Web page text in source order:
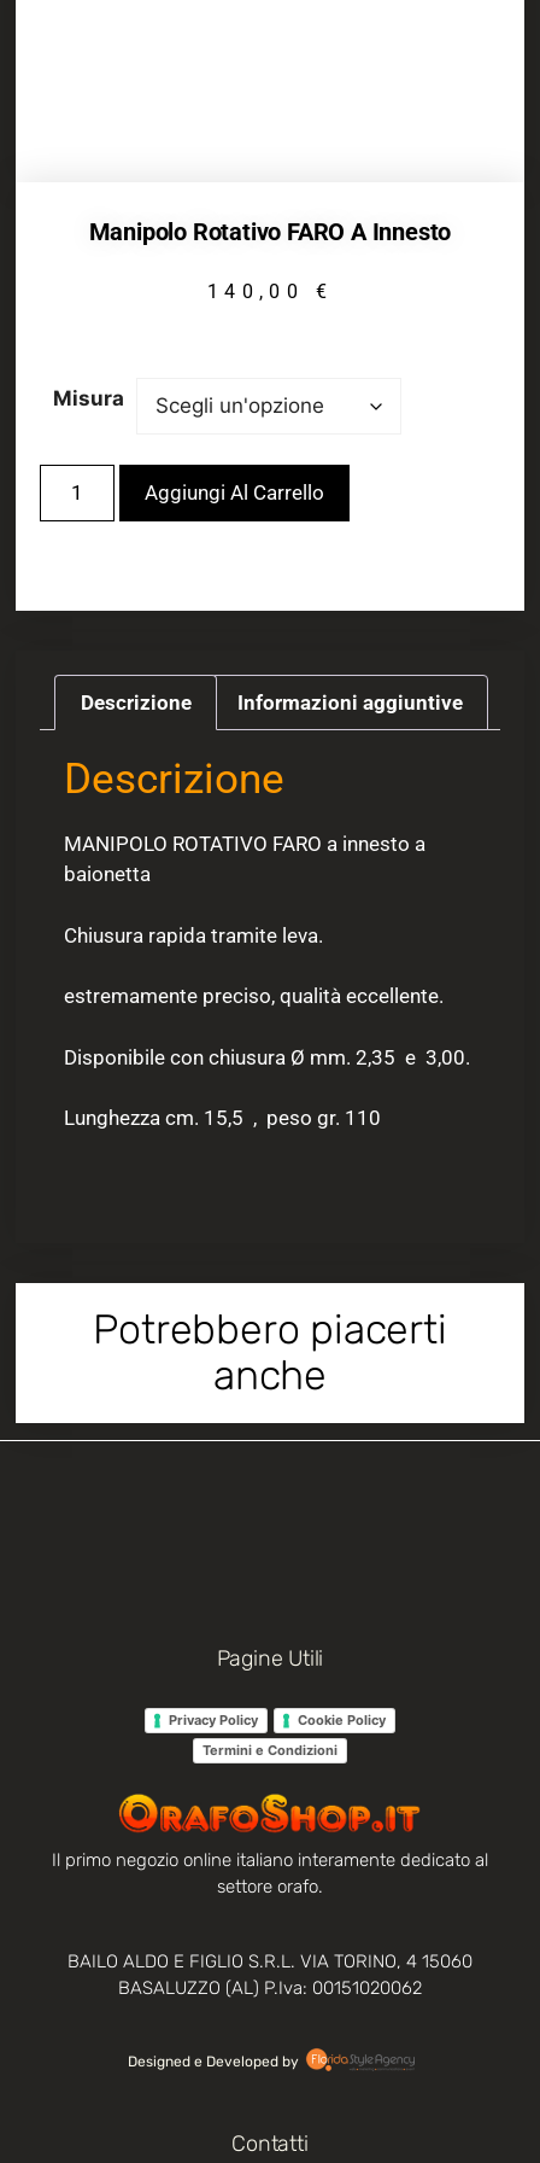
Manipolo Rotativo FARO A Innesto
140,00 €
Misura
Aggiungi Al Carrello
Descrizione Informazioni aggiuntive
Descrizione
MANIPOLO ROTATIVO FARO a innesto a
baionetta
Chiusura rapida tramite leva.
estremamente preciso, qualità eccellente.
Disponibile con chiusura Ø mm. 2,35 e 3,00.
Lunghezza cm. 15,5 , peso gr. 110
Potrebbero piacerti
anche
Pagine Utili
Privacy Policy
Cookie Policy
Termini e Condizioni
Il primo negozio online italiano interamente dedicato al
settore orafo.
BAILO ALDO E FIGLIO S.R.L. VIA TORINO, 4 15060
BASALUZZO (AL) P.Iva: 00151020062
Contatti